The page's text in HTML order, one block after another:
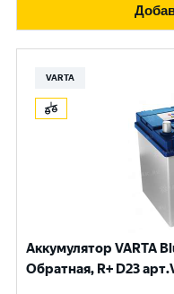
VARTA
Аккумулятор VARTA
Обратная, R+ D23